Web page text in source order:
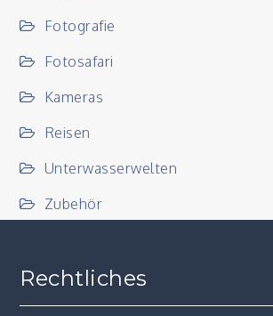
Fotografie
Fotosafari
Kameras
Reisen
Unterwasserwelten
Zubehör
Rechtliches